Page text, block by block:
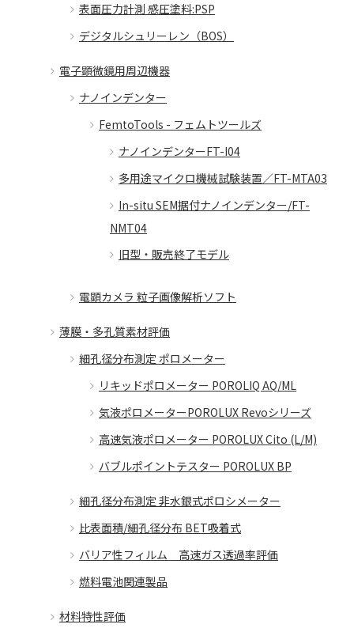
表面圧力計測 感圧塗料:PSP
デジタルシュリーレン（BOS）
電子顕微鏡用周辺機器
ナノインデンター
FemtoTools - フェムトツールズ
ナノインデンターFT-I04
多用途マイクロ機械試験装置／FT-MTA03
In-situ SEM据付ナノインデンター/FT-
NMT04
旧型・販売終了モデル
電顕カメラ 粒子画像解析ソフト
薄膜・多孔質素材評価
細孔径分布測定 ポロメーター
リキッドポロメーター POROLIQ AQ/ML
気液ポロメーターPOROLUX Revoシリーズ
高速気液ポロメーター POROLUX Cito (L/M)
バブルポイントテスター POROLUX BP
細孔径分布測定 非水銀式ポロシメーター
比表面積/細孔径分布 BET吸着式
バリア性フィルム 高速ガス透過率評価
燃料電池関連製品
材料特性評価